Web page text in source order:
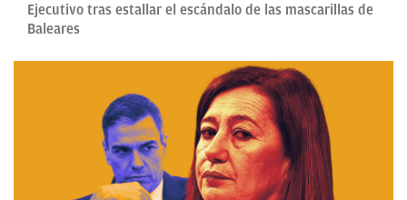
Ejecutivo tras estallar el escándalo de las mascarillas de
Baleares